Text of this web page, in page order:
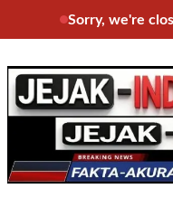
Sorry, we're
to
content